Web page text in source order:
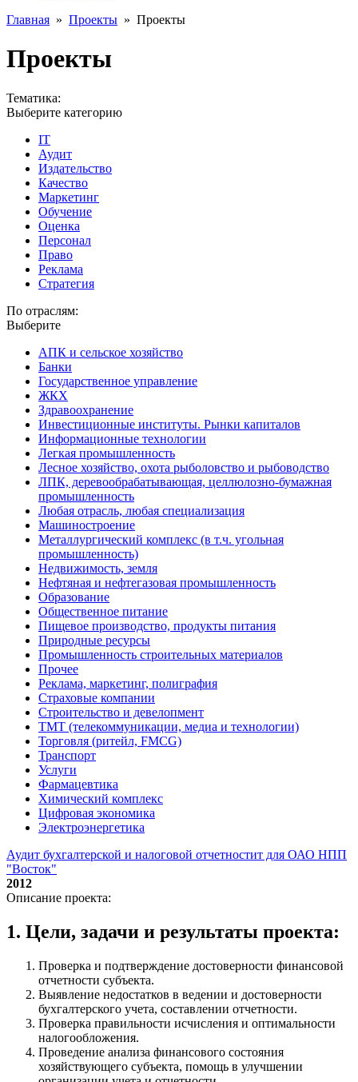
Главная » Проекты » Проекты
Проекты
Тематика:
Выберите категорию
IT
Аудит
Издательство
Качество
Маркетинг
Обучение
Оценка
Персонал
Право
Реклама
Стратегия
По отраслям:
Выберите
АПК и сельское хозяйство
Банки
Государственное управление
ЖКХ
Здравоохранение
Инвестиционные институты. Рынки капиталов
Информационные технологии
Легкая промышленность
Лесное хозяйство, охота рыболовство и рыбоводство
ЛПК, деревообрабатывающая, целлюлозно-бумажная
промышленность
Любая отрасль, любая специализация
Машиностроение
Металлургический комплекс (в т.ч. угольная
промышленность)
Недвижимость, земля
Нефтяная и нефтегазовая промышленность
Образование
Общественное питание
Пищевое производство, продукты питания
Природные ресурсы
Промышленность строительных материалов
Прочее
Реклама, маркетинг, полиграфия
Страховые компании
Строительство и девелопмент
ТМТ (телекоммуникации, медиа и технологии)
Торговля (ритейл, FMCG)
Транспорт
Услуги
Фармацевтика
Химический комплекс
Цифровая экономика
Электроэнергетика
Аудит бухгалтерской и налоговой отчетностит для ОАО НПП
"Восток"
2012
Описание проекта:
1. Цели, задачи и результаты проекта:
Проверка и подтверждение достоверности финансовой
отчетности субъекта.
Выявление недостатков в ведении и достоверности
бухгалтерского учета, составлении отчетности.
Проверка правильности исчисления и оптимальности
налогообложения.
Проведение анализа финансового состояния
хозяйствующего субъекта, помощь в улучшении